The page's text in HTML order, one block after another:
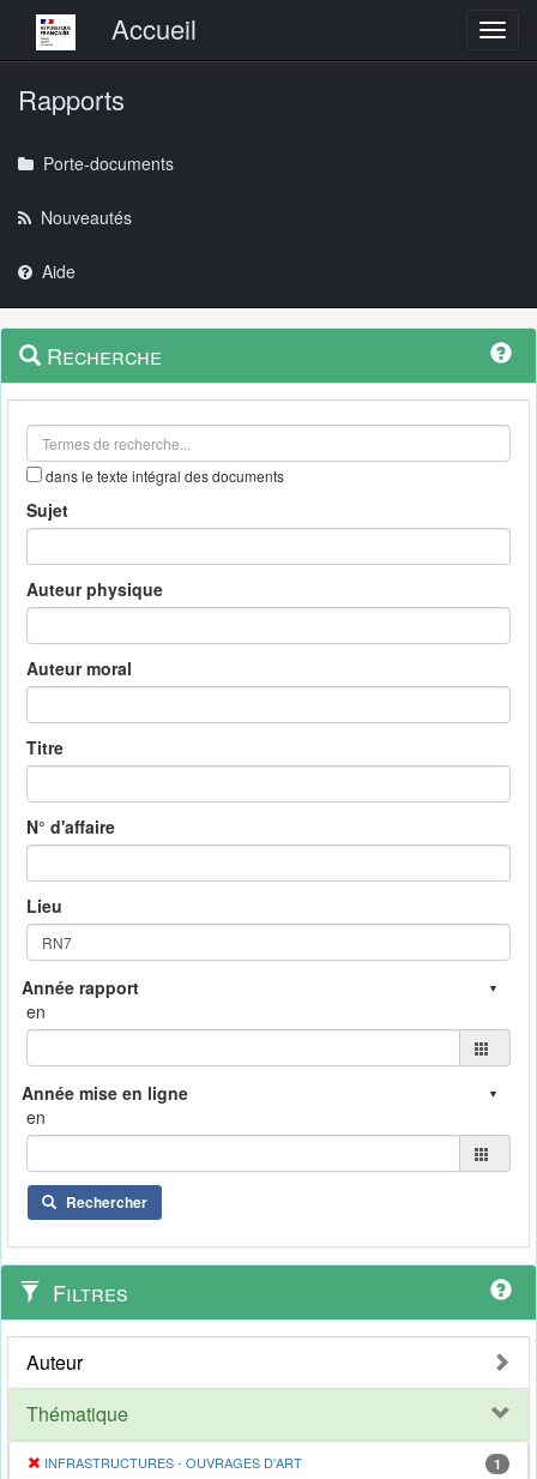
Menu principalAccueil
Rapports
Porte-documents
Nouveautés
Aide
Navigation
outils
Menu
contextuel
Recherche
dans le texte intégral des documents
Sujet
Auteur physique
Auteur moral
Titre
N° d'affaire
Lieu
en
en
Rechercher
Filtres
Auteur
Thématique
INFRASTRUCTURES - OUVRAGES D'ART 1